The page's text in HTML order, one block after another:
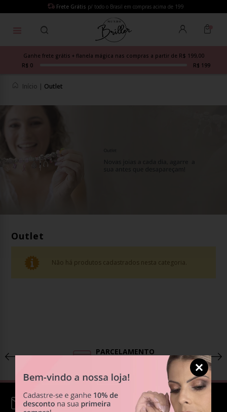
Frete Grátis p/ todo o Brasil em compras acima de 199
Ganhe frete grátis + flanela mágica nas compras a partir de R$ 199,00
R$ 0
R$ 199
Início | Outlet
Outlet
Não há produtos cadastrados nesta categoria.
PARCELAMENTO
Cadastre-se em nossa
Newsletter!